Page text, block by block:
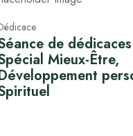
de
Mieux-Être,